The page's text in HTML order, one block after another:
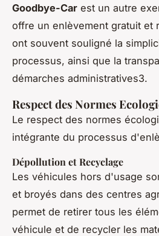
Goodbye-Car est un autre
offre un enlèvement gratuit et
ont souvent souligné la
processus, ainsi que la
démarches administratives3.
Respect des Normes
Le respect des normes
intégrante du processus
Dépollution et Recyclage
Les véhicules hors d'usage
et broyés dans des centres
permet de retirer tous les
véhicule et de recycler les